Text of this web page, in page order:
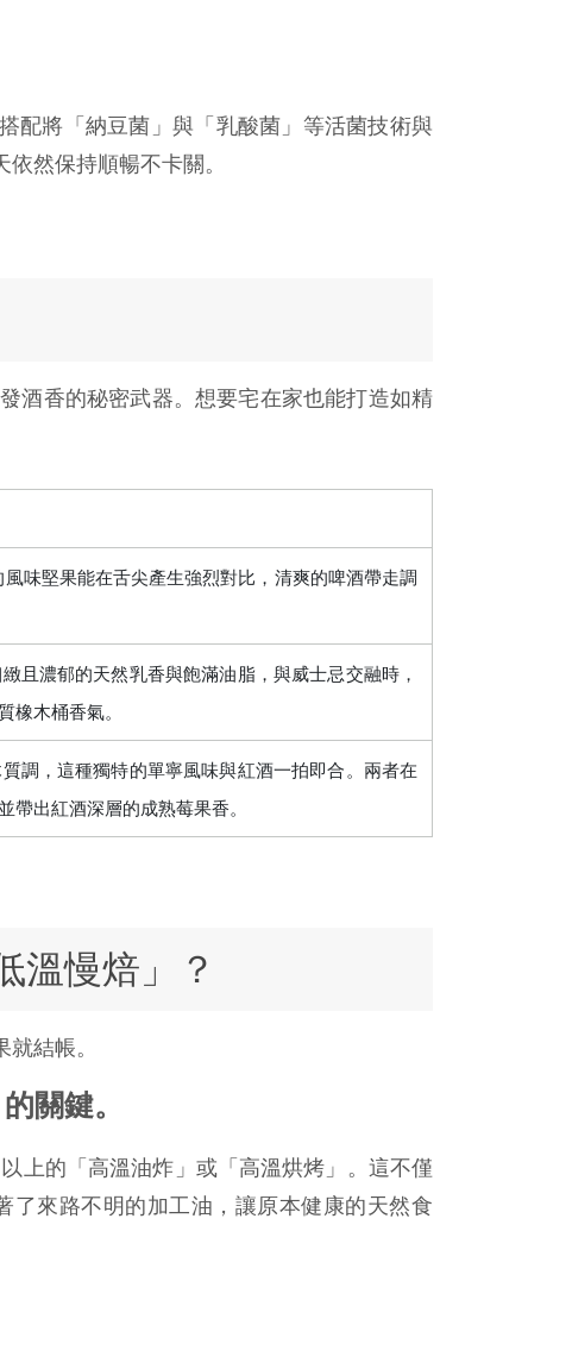
配將「納豆菌」與「乳酸菌」等活菌技術與
然保持順暢不卡關。
酒香的秘密武器。想要宅在家也能打造如精
味堅果能在舌尖產生強烈對比，清爽的啤酒帶走調
且濃郁的天然乳香與飽滿油脂，與威士忌交融時，
橡木桶香氣。
調，這種獨特的單寧風味與紅酒一拍即合。兩者在
帶出紅酒深層的成熟莓果香。
溫慢焙」？
結帳。
關鍵。
以上的「高溫油炸」或「高溫烘烤」。這不僅
來路不明的加工油，讓原本健康的天然食